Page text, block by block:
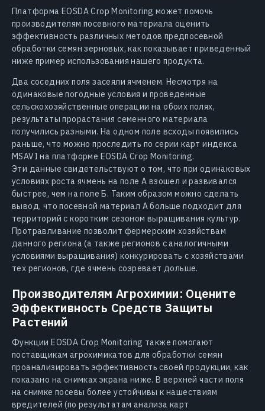
Платформа EOSDA Crop Monitoring может помочь
производителям посевного материала оценить
эффективность различных методов предпосевной
обработки семян зерновых, как показывает приведенный
ниже пример использования нашего продукта.
Два соседних поля засеяли ячменем. Несмотря на
одинаковые погодные условия и проведенные
сельскохозяйственные операции на обоих полях,
результаты прорастания семенного материала
получились разными. На одном поле всходы появились
раньше, что можно проследить по серии карт индекса
MSAVI на платформе EOSDA Crop Monitoring.
Эти данные свидетельствуют о том, что при одинаковых
условиях роста ячмень на поле А взошел и развивался
быстрее, чем на поле Б. Таким образом можно сделать
вывод, что посевной материал А больше подходит для
территорий с коротким сезоном выращивания культур.
Протравливание позволит фермерским хозяйствам
данного региона (а также регионов с аналогичными
условиями выращивания) конкурировать с хозяйствами
тех регионов, где ячмень созревает дольше.
Производителям Агрохимии: Оцените
Эффективность Средств Защиты
Растений
Функции EOSDA Crop Monitoring также помогают
поставщикам агрохимикатов для обработки семян
проанализировать эффективность своей продукции, как
показано на снимках экрана ниже. В верхней части поля
на снимке посевы более устойчивы к нашествиям
вредителей (по результатам анализа карт